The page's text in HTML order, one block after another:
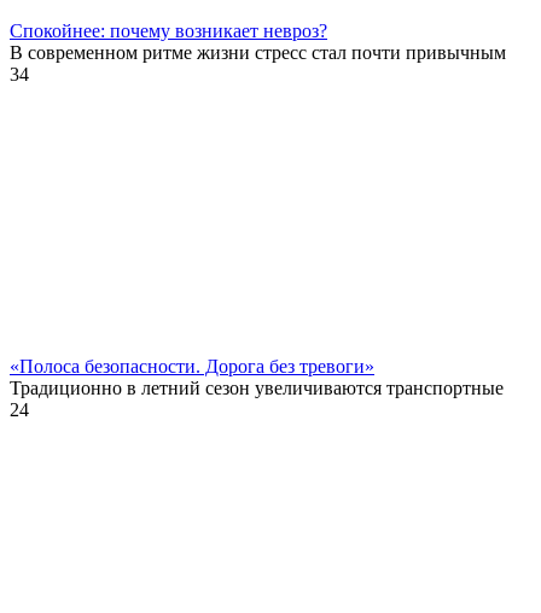
Спокойнее: почему возникает невроз?
В современном ритме жизни стресс стал почти привычным
34
«Полоса безопасности. Дорога без тревоги»
Традиционно в летний сезон увеличиваются транспортные
24